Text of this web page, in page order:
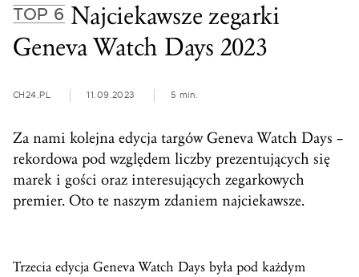
TOP 6Najciekawsze zegarki
Geneva Watch Days 2023
CH24.PL 11.09.2023 5 min.
Za nami kolejna edycja targów Geneva Watch Days –
rekordowa pod względem liczby prezentujących się
marek i gości oraz interesujących zegarkowych
premier. Oto te naszym zdaniem najciekawsze.
Trzecia edycja Geneva Watch Days była pod każdym